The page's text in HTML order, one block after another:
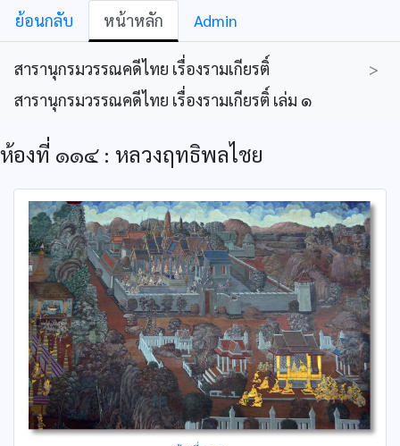
ย้อนกลับ หน้าหลัก Admin
สารานุกรมวรรณคดีไทย เรื่องรามเกียรติ์
>
สารานุกรมวรรณคดีไทย เรื่องรามเกียรติ์ เล่ม ๑
ห้องที่ ๑๑๔ : หลวงฤทธิพลไชย